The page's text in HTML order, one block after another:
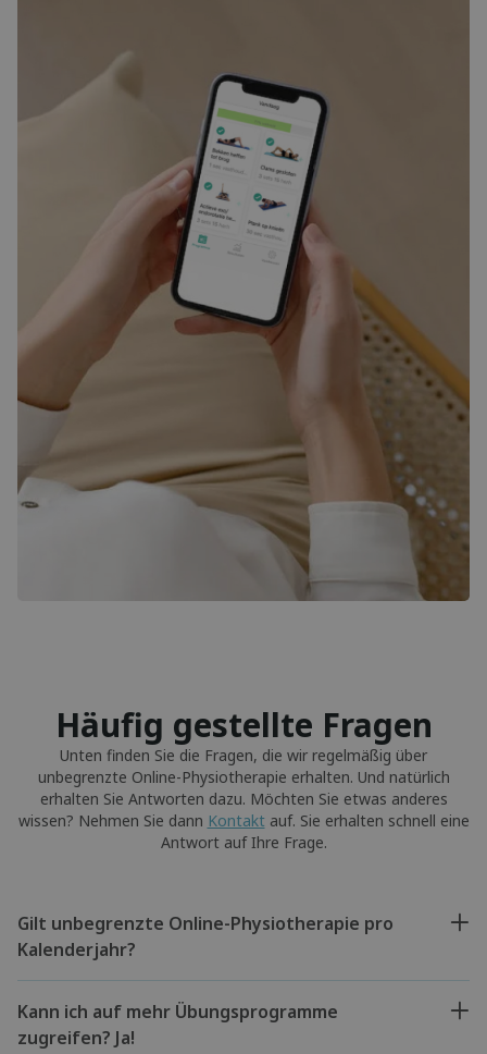
Häufig gestellte Fragen
Unten finden Sie die Fragen, die wir regelmäßig über
unbegrenzte Online-Physiotherapie erhalten. Und natürlich
erhalten Sie Antworten dazu. Möchten Sie etwas anderes
wissen? Nehmen Sie dann Kontaktauf. Sie erhalten schnell eine
Antwort auf Ihre Frage.
Gilt unbegrenzte Online-Physiotherapie pro
Kalenderjahr?
Kann ich auf mehr Übungsprogramme
zugreifen? Ja!